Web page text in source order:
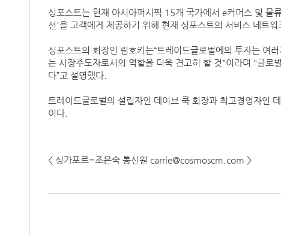
싱포스트는 현재 아시아퍼시픽 15개 국가에서 e커머스 및
션'을 고객에게 제공하기 위해 현재 싱포스트의 서비스 네트
싱포스트의 회장인 림호키는“트레이드글로벌에의 투자는 여
는 시장주도자로서의 역할을 더욱 견고히 할 것"이라며 "글로
다”고 설명했다.
트레이드글로벌의 설립자인 데이브 쿡 회장과 최고경영자인
이다.
< 싱가포르=조은숙 통신원 carrie@cosmoscm.com >